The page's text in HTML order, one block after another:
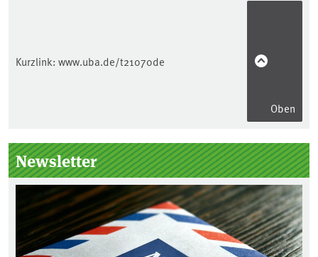
Kurzlink: www.uba.de/t21070de
Oben
Seitenleiste
Newsletter